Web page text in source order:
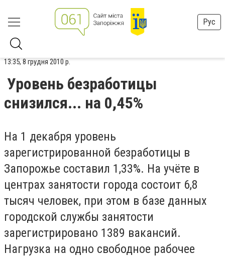
Рус
13:35, 8 грудня 2010 р.
Уровень безработицы
снизился... на 0,45%
На 1 декабря уровень
зарегистрированной безработицы в
Запорожье составил 1,33%. На учёте в
центрах занятости города состоит 6,8
тысяч человек, при этом в базе данных
городской службы занятости
зарегистрировано 1389 вакансий.
Нагрузка на одно свободное рабочее